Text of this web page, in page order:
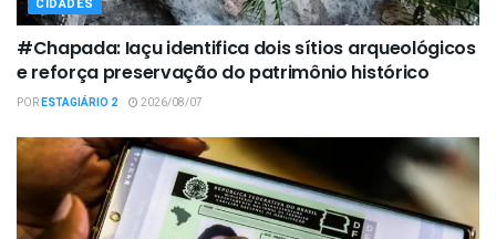
CIDADES
#Chapada: Iaçu identifica dois sítios arqueológicos
e reforça preservação do patrimônio histórico
PORESTAGIÁRIO 2 2026/08/07